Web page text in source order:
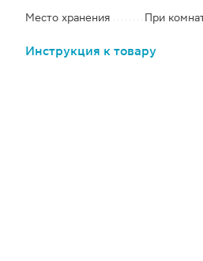
Место хранения При
Инструкция к товару